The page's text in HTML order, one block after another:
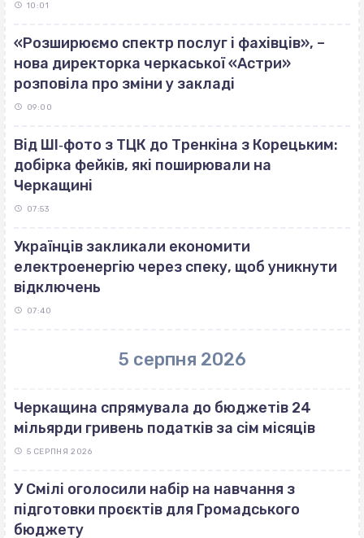
10:01
«Розширюємо спектр послуг і фахівців», –
нова директорка черкаської «Астри»
розповіла про зміни у закладі
09:00
Від ШІ‐фото з ТЦК до Тренкіна з Корецьким:
добірка фейків, які поширювали на
Черкащині
07:53
Українців закликали економити
електроенергію через спеку, щоб уникнути
відключень
07:40
5 серпня 2026
Черкащина спрямувала до бюджетів 24
мільярди гривень податків за сім місяців
5 СЕРПНЯ 2026
У Смілі оголосили набір на навчання з
підготовки проєктів для Громадського
бюджету